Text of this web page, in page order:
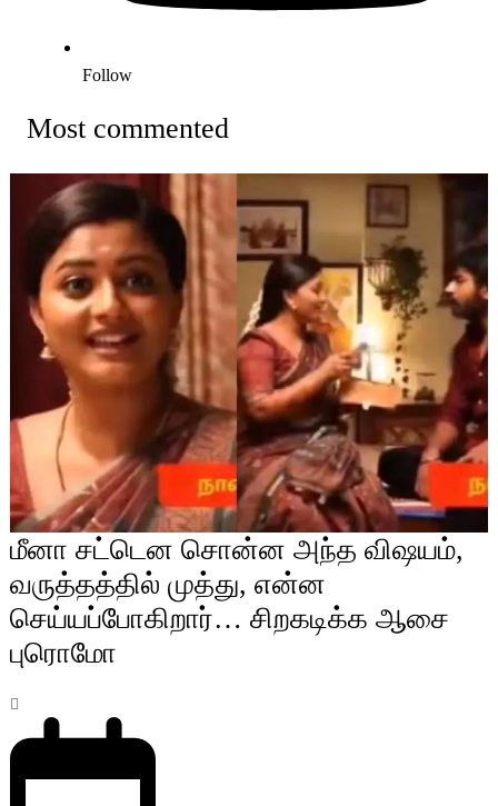
Follow
Most commented
மீனா சட்டென சொன்ன அந்த விஷயம்,
வருத்தத்தில் முத்து, என்ன
செய்யப்போகிறார்… சிறகடிக்க ஆசை
புரொமோ